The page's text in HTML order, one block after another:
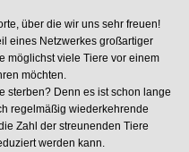
über die wir uns sehr freuen!
eines Netzwerkes großartiger
möglichst viele Tiere vor einem
möchten.
sterben? Denn es ist schon lange
regelmäßig wiederkehrende
Zahl der streunenden Tiere
werden kann.